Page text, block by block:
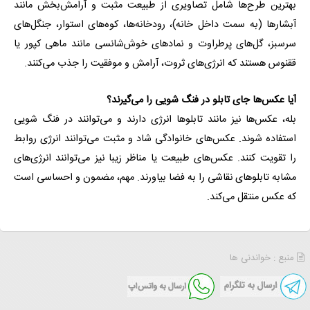
بهترین طرح‌ها شامل تصاویری از طبیعت مثبت و آرامش‌بخش مانند
آبشارها (به سمت داخل خانه)، رودخانه‌ها، کوه‌های استوار، جنگل‌های
سرسبز، گل‌های پرطراوت و نمادهای خوش‌شانسی مانند ماهی کپور یا
ققنوس هستند که انرژی‌های ثروت، آرامش و موفقیت را جذب می‌کنند.
آیا عکس‌ها جای تابلو در فنگ شویی را می‌گیرند؟
بله، عکس‌ها نیز مانند تابلوها انرژی دارند و می‌توانند در فنگ شویی
استفاده شوند. عکس‌های خانوادگی شاد و مثبت می‌توانند انرژی روابط
را تقویت کنند. عکس‌های طبیعت یا مناظر زیبا نیز می‌توانند انرژی‌های
مشابه تابلوهای نقاشی را به فضا بیاورند. مهم، مضمون و احساسی است
که عکس منتقل می‌کند.
منبع : خواندنی ها